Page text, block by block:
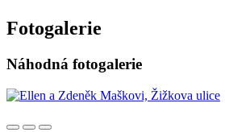
Fotogalerie
Náhodná fotogalerie